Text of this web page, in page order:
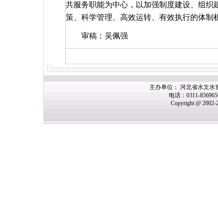
共服务职能为中心，以加强制度建设、组
策、科学管理、高效运转、有效执行的体制
审稿：吴佩强
主办单位： 河北省水文水
电话：0311-
Copyright @ 2002-